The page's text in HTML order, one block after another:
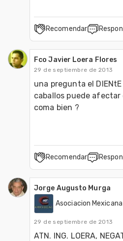
Recomendar
Fco Javier Loera Flores
29 de septiembre de 2013
una pregunta el DIENtE
caballos puede afectar
coma bien ?
Recomendar
Jorge Augusto Murga
29 de septiembre de 2013
ATN. ING. LOERA,